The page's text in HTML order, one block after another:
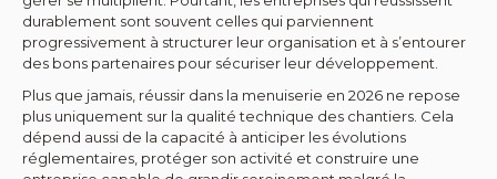
durablement sont souvent celles qui parviennent
progressivement à structurer leur organisation et à s’entourer
des bons partenaires pour sécuriser leur développement.
Plus que jamais, réussir dans la menuiserie en 2026 ne repose
plus uniquement sur la qualité technique des chantiers. Cela
dépend aussi de la capacité à anticiper les évolutions
réglementaires, protéger son activité et construire une